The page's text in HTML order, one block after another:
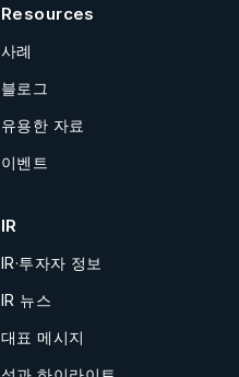
Resources
사례
블로그
유용한 자료
이벤트
IR
IR·투자자 정보
IR 뉴스
대표 메시지